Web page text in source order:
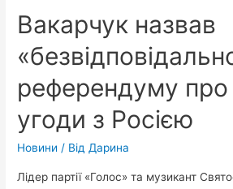
Вакарчук назвав
референдуму про
угоди з Росією
Новини / Від Дарина
Лідер партії «Голос» та музикант